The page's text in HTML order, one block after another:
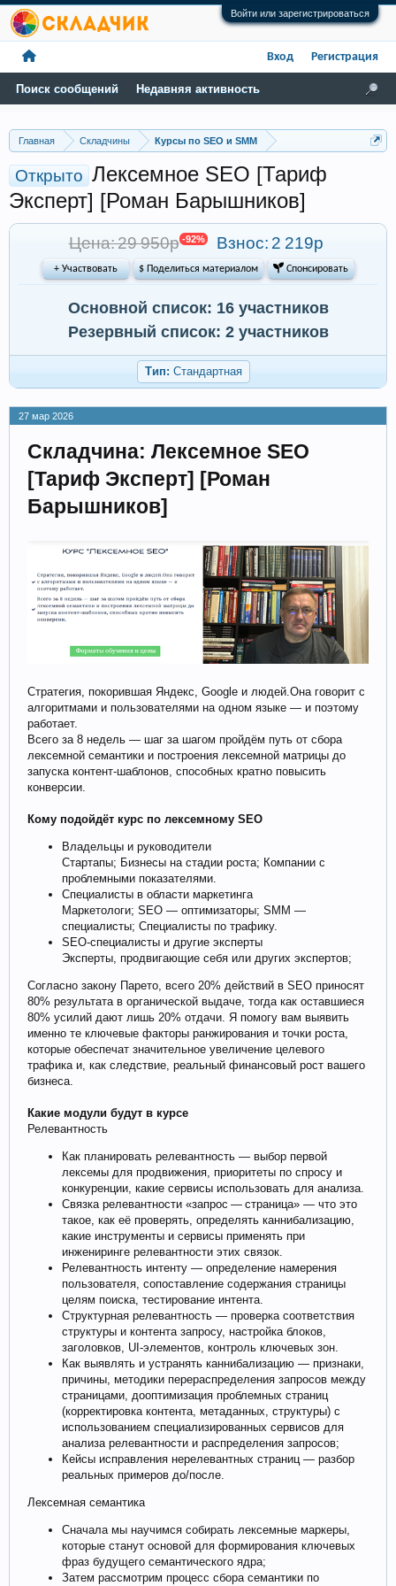
Войти или зарегистрироваться
Главная Складчины Курсы по SEO и SMM
Открыто Лексемное SEO [Тариф
Эксперт] [Роман Барышников]
Цена: 29 950р -92% Взнос: 2 219р
+ Участвовать $ Поделиться материалом  Спонсировать
Основной список: 16 участников
Резервный список: 2 участников
Тип: Стандартная
27 мар 2026
Складчина: Лексемное SEO
[Тариф Эксперт] [Роман
Барышников]
Стратегия, покорившая Яндекс, Google и людей.Она говорит с
алгоритмами и пользователями на одном языке — и поэтому
работает.
Всего за 8 недель — шаг за шагом пройдём путь от сбора
лексемной семантики и построения лексемной матрицы до
запуска контент‑шаблонов, способных кратно повысить
конверсии.
Кому подойдёт курс по лексемному SEO
Владельцы и руководители
Стартапы; Бизнесы на стадии роста; Компании с
проблемными показателями.
Специалисты в области маркетинга
Маркетологи; SEO — оптимизаторы; SMM —
специалисты; Специалисты по трафику.
SEO-специалисты и другие эксперты
Эксперты, продвигающие себя или других экспертов;
Согласно закону Парето, всего 20% действий в SEO приносят
80% результата в органической выдаче, тогда как оставшиеся
80% усилий дают лишь 20% отдачи. Я помогу вам выявить
именно те ключевые факторы ранжирования и точки роста,
которые обеспечат значительное увеличение целевого
трафика и, как следствие, реальный финансовый рост вашего
бизнеса.
Какие модули будут в курсе
Релевантность
Как планировать релевантность — выбор первой
лексемы для продвижения, приоритеты по спросу и
конкуренции, какие сервисы использовать для анализа.
Связка релевантности «запрос — страница» — что это
такое, как её проверять, определять каннибализацию,
какие инструменты и сервисы применять при
инжениринге релевантности этих связок.
Релевантность интенту — определение намерения
пользователя, сопоставление содержания страницы
целям поиска, тестирование интента.
Структурная релевантность — проверка соответствия
структуры и контента запросу, настройка блоков,
заголовков, UI‑элементов, контроль ключевых зон.
Как выявлять и устранять каннибализацию — признаки,
причины, методики перераспределения запросов между
страницами, дооптимизация проблемных страниц
(корректировка контента, метаданных, структуры) с
использованием специализированных сервисов для
анализа релевантности и распределения запросов;
Кейсы исправления нерелевантных страниц — разбор
реальных примеров до/после.
Лексемная семантика
Сначала мы научимся собирать лексемные маркеры,
которые станут основой для формирования ключевых
фраз будущего семантического ядра;
Затем рассмотрим процесс сбора семантики по
Поиск сообщений Недавняя активность
Вход Регистрация